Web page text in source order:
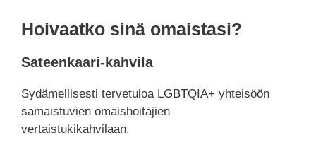
Hoivaatko sinä omaistasi?
Sateenkaari-kahvila
Sydämellisesti tervetuloa LGBTQIA+ yhteisöön
samaistuvien omaishoitajien
vertaistukikahvilaan.